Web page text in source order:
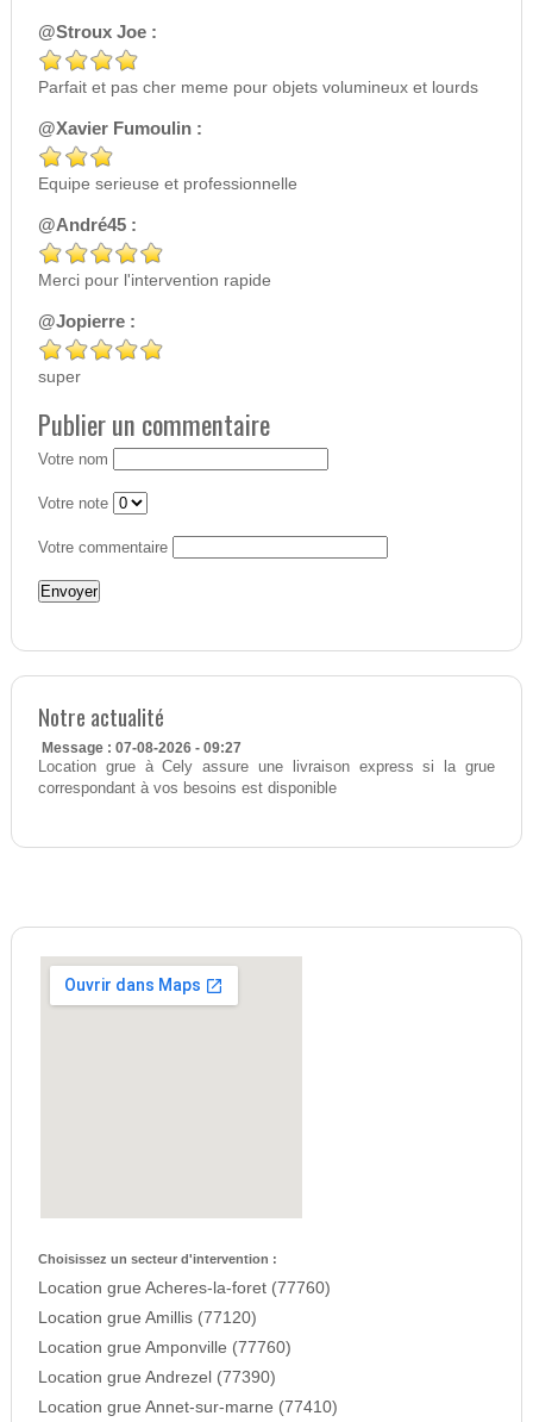
@Stroux Joe :
Parfait et pas cher meme pour objets volumineux et lourds
@Xavier Fumoulin :
Equipe serieuse et professionnelle
@André45 :
Merci pour l'intervention rapide
@Jopierre :
super
Publier un commentaire
Votre nom
Votre note
Votre commentaire
Notre actualité
Message : 07-08-2026 - 09:27
Location grue à Cely assure une livraison express si la grue
correspondant à vos besoins est disponible
Choisissez un secteur d'intervention :
Location grue Acheres-la-foret (77760)
Location grue Amillis (77120)
Location grue Amponville (77760)
Location grue Andrezel (77390)
Location grue Annet-sur-marne (77410)